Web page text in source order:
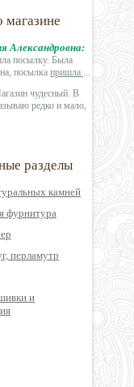
Александровна:
посылку. Была
посылка пришла ...
чудесный. В
редко и мало,
разделы
камней
фурнитура
перламутр
и